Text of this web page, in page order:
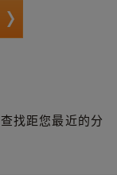
找距您最近的分